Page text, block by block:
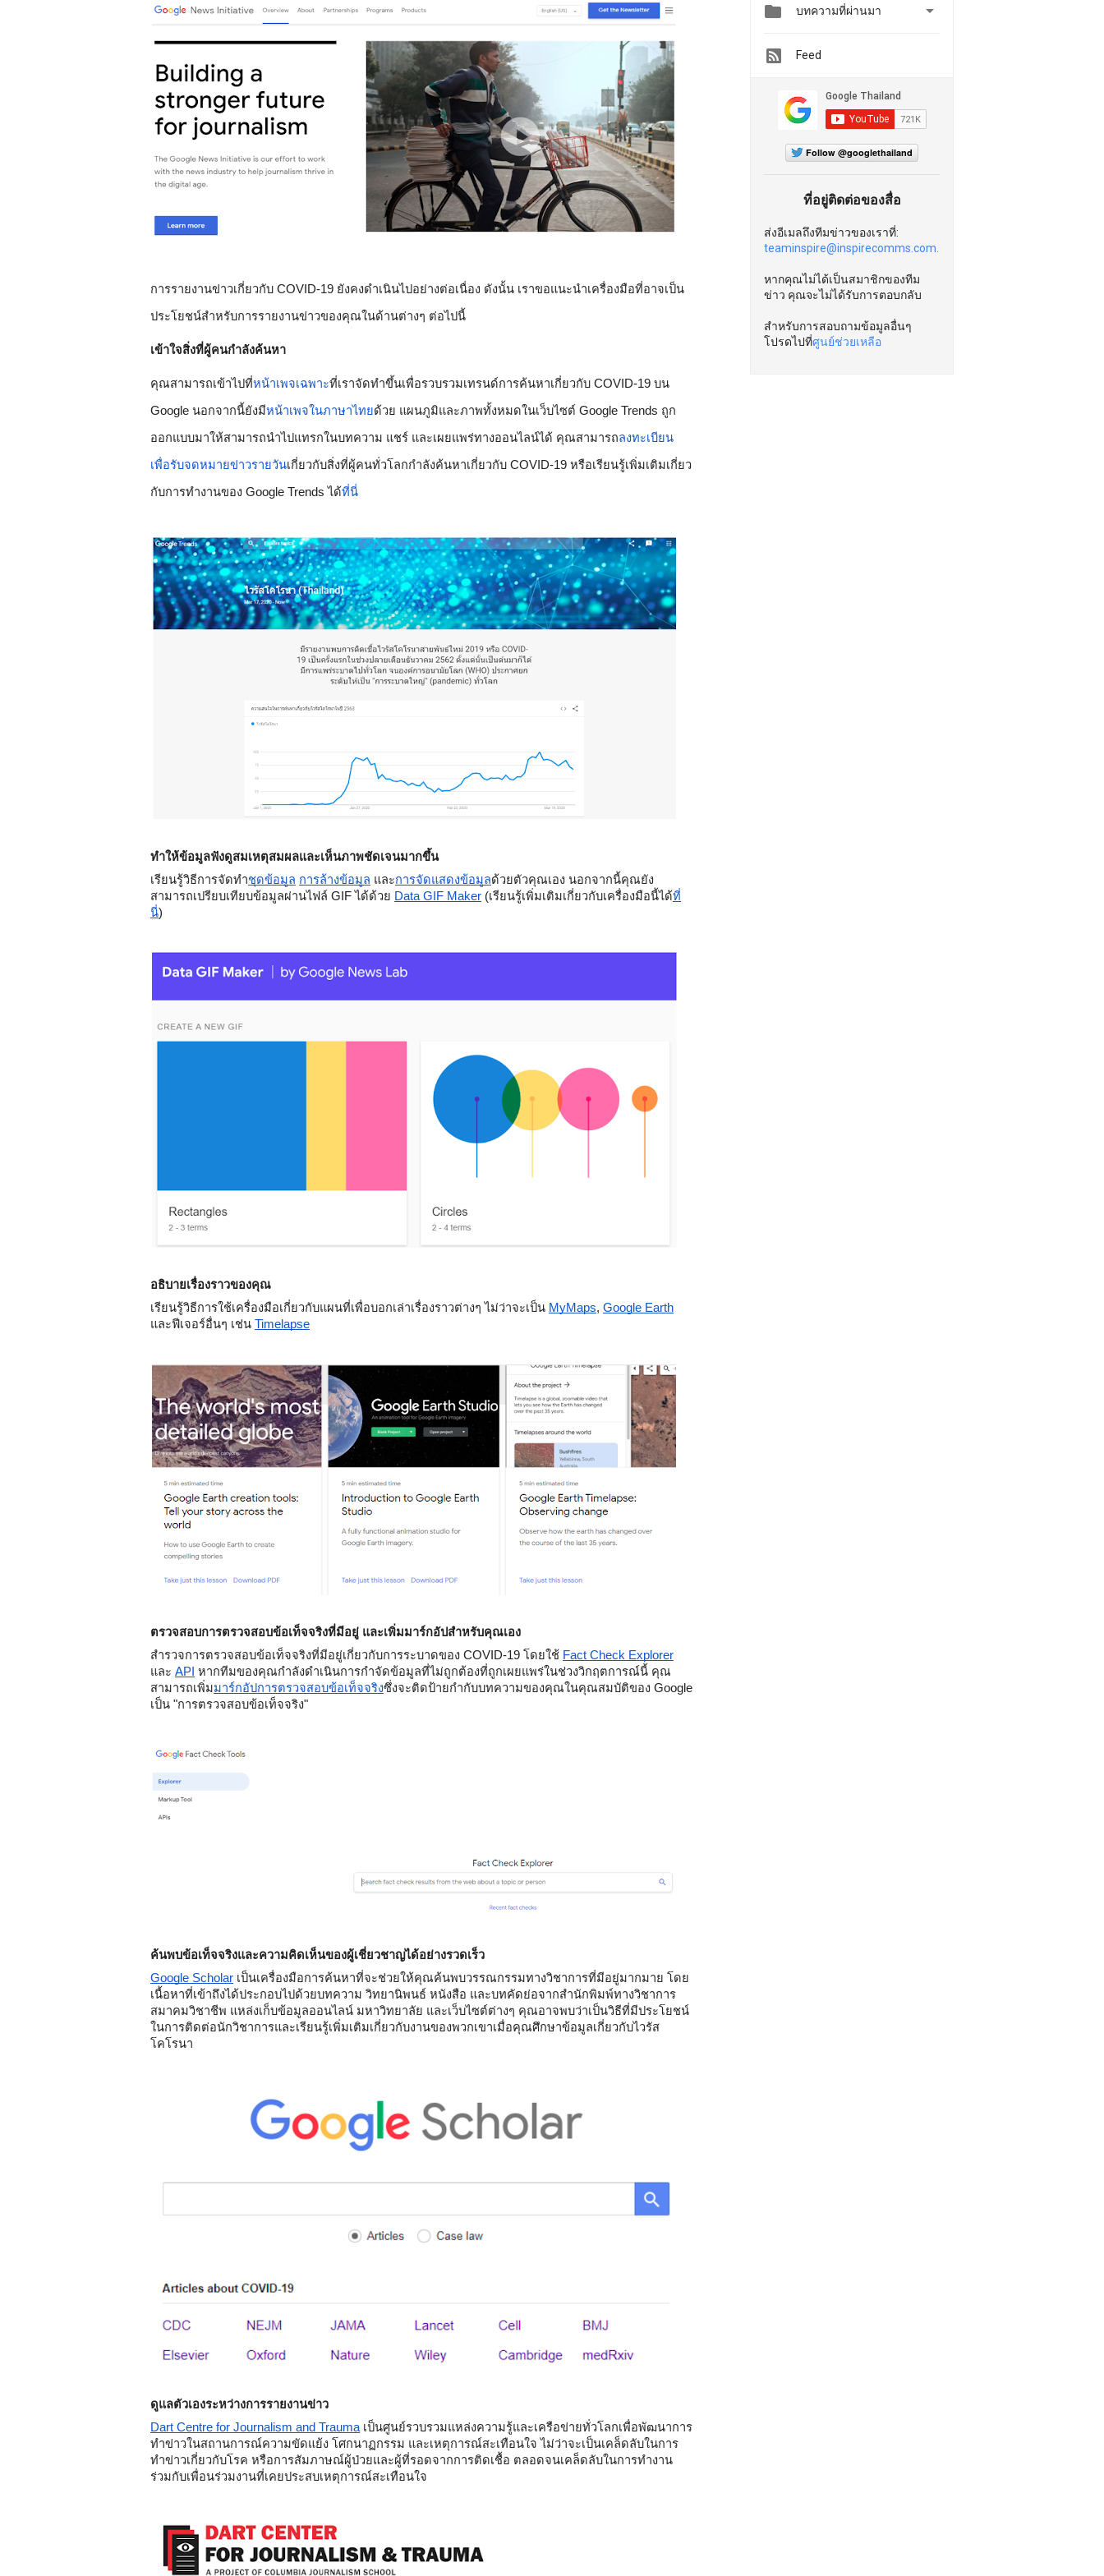
การรายงานข่าวเกี่ยวกับ COVID-19 ยังคงดำเนินไปอย่างต่อเนื่อง ดังนั้น เราขอแนะนำเครื่องมือที่อาจเป็น
ประโยชน์สำหรับการรายงานข่าวของคุณในด้านต่างๆ ต่อไปนี้
เข้าใจสิ่งที่ผู้คนกำลังค้นหา
คุณสามารถเข้าไปที่หน้าเพจเฉพาะที่เราจัดทำขึ้นเพื่อรวบรวมเทรนด์การค้นหาเกี่ยวกับ COVID-19 บน
Google นอกจากนี้ยังมีหน้าเพจในภาษาไทยด้วย แผนภูมิและภาพทั้งหมดในเว็บไซต์ Google Trends ถูก
ออกแบบมาให้สามารถนำไปแทรกในบทความ แชร์ และเผยแพร่ทางออนไลน์ได้ คุณสามารถลงทะเบียน
เพื่อรับจดหมายข่าวรายวันเกี่ยวกับสิ่งที่ผู้คนทั่วโลกกำลังค้นหาเกี่ยวกับ COVID-19 หรือเรียนรู้เพิ่มเติมเกี่ยว
กับการทำงานของ Google Trends ได้ที่นี่
ทำให้ข้อมูลฟังดูสมเหตุสมผลและเห็นภาพชัดเจนมากขึ้น
เรียนรู้วิธีการจัดทำชุดข้อมูล การล้างข้อมูล และการจัดแสดงข้อมูลด้วยตัวคุณเอง นอกจากนี้คุณยัง
สามารถเปรียบเทียบข้อมูลผ่านไฟล์ GIF ได้ด้วย Data GIF Maker (เรียนรู้เพิ่มเติมเกี่ยวกับเครื่องมือนี้ได้ที่
นี่)
อธิบายเรื่องราวของคุณ
เรียนรู้วิธีการใช้เครื่องมือเกี่ยวกับแผนที่เพื่อบอกเล่าเรื่องราวต่างๆ ไม่ว่าจะเป็น MyMaps, Google Earth
และฟีเจอร์อื่นๆ เช่น Timelapse
ตรวจสอบการตรวจสอบข้อเท็จจริงที่มีอยู่ และเพิ่มมาร์กอัปสำหรับคุณเอง
สำรวจการตรวจสอบข้อเท็จจริงที่มีอยู่เกี่ยวกับการระบาดของ COVID-19 โดยใช้ Fact Check Explorer
และ API หากทีมของคุณกำลังดำเนินการกำจัดข้อมูลที่ไม่ถูกต้องที่ถูกเผยแพร่ในช่วงวิกฤตการณ์นี้ คุณ
สามารถเพิ่มมาร์กอัปการตรวจสอบข้อเท็จจริงซึ่งจะติดป้ายกำกับบทความของคุณในคุณสมบัติของ Google
เป็น "การตรวจสอบข้อเท็จจริง"
ค้นพบข้อเท็จจริงและความคิดเห็นของผู้เชี่ยวชาญได้อย่างรวดเร็ว
Google Scholar เป็นเครื่องมือการค้นหาที่จะช่วยให้คุณค้นพบวรรณกรรมทางวิชาการที่มีอยู่มากมาย โดย
เนื้อหาที่เข้าถึงได้ประกอบไปด้วยบทความ วิทยานิพนธ์ หนังสือ และบทคัดย่อจากสำนักพิมพ์ทางวิชาการ
สมาคมวิชาชีพ แหล่งเก็บข้อมูลออนไลน์ มหาวิทยาลัย และเว็บไซต์ต่างๆ คุณอาจพบว่าเป็นวิธีที่มีประโยชน์
ในการติดต่อนักวิชาการและเรียนรู้เพิ่มเติมเกี่ยวกับงานของพวกเขาเมื่อคุณศึกษาข้อมูลเกี่ยวกับไวรัส
โคโรนา
ดูแลตัวเองระหว่างการรายงานข่าว
Dart Centre for Journalism and Trauma เป็นศูนย์รวบรวมแหล่งความรู้และเครือข่ายทั่วโลกเพื่อพัฒนาการ
ทำข่าวในสถานการณ์ความขัดแย้ง โศกนาฏกรรม และเหตุการณ์สะเทือนใจ ไม่ว่าจะเป็นเคล็ดลับในการ
ทำข่าวเกี่ยวกับโรค หรือการสัมภาษณ์ผู้ป่วยและผู้ที่รอดจากการติดเชื้อ ตลอดจนเคล็ดลับในการทำงาน
ร่วมกับเพื่อนร่วมงานที่เคยประสบเหตุการณ์สะเทือนใจ
 บทความที่ผ่านมา 
Feed
Follow @googlethailand
ที่อยู่ติดต่อของสื่อ
ส่งอีเมลถึงทีมข่าวของเราที่:
teaminspire@inspirecomms.com.
หากคุณไม่ได้เป็นสมาชิกของทีม
ข่าว คุณจะไม่ได้รับการตอบกลับ
สำหรับการสอบถามข้อมูลอื่นๆ
โปรดไปที่ศูนย์ช่วยเหลือ